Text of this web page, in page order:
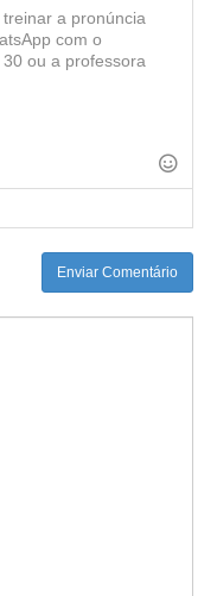
Enviar Comentário